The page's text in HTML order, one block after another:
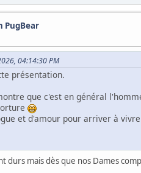
PugBear
04:14:30 PM
présentation.
que c'est en général
et d'amour pour arriver à
durs mais dès que nos Dames